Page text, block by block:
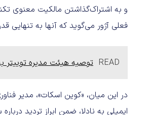
و به اشتراک‌گذاشتن مالکیت معنوی
فعلی آژور می‌گوید که آنها به تنهایی
READ توصیه هیئت مدیره توییتر